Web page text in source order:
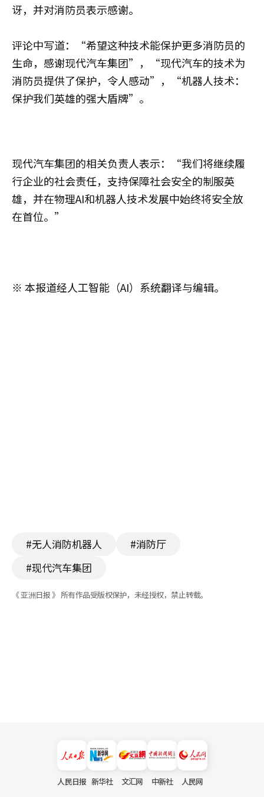
讶，并对消防员表示感谢。
评论中写道：“希望这种技术能保护更多消防员的
生命，感谢现代汽车集团”，“现代汽车的技术为
消防员提供了保护，令人感动”，“机器人技术：
保护我们英雄的强大盾牌”。
现代汽车集团的相关负责人表示：“我们将继续履
行企业的社会责任，支持保障社会安全的制服英
雄，并在物理AI和机器人技术发展中始终将安全放
在首位。”
※ 本报道经人工智能（AI）系统翻译与编辑。
#无人消防机器人
#消防厅
#现代汽车集团
《 亚洲日报 》 所有作品受版权保护，未经授权，禁止转载。
人民日报 新华社 文汇网 中新社 人民网